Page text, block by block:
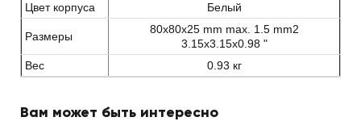
Цвет корпуса
Белый
Размеры
80x80x25 mm max. 1.5 mm2
3.15x3.15x0.98 "
Вес
0.93 кг
Вам может быть интересно